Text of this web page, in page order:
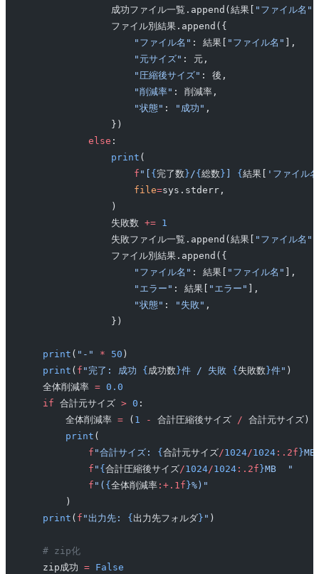
                成功ファイル一覧.append(結果[
"ファイル名"
                ファイル別結果.append({
                    "ファイル名"
: 結果[ "ファイル名"
],
                    "元サイズ"
: 元,
                    "圧縮後サイズ"
: 後,
                    "削減率"
: 削減率,
                    "状態"
: "成功" ,
                })
            else
:
                print
(
                    f
"[ { 完了数 }/{ 総数 } { 結果[
'ファイル
                    file
=sys.stderr,
                )
                失敗数
+= 1
                失敗ファイル一覧.append(結果[
"ファイル名"
                ファイル別結果.append({
                    "ファイル名"
: 結果[ "ファイル名"
],
                    "エラー"
: 結果[ "エラー"
],
                    "状態"
: "失敗" ,
                })
    print
( "-" * 50 )
    print
( f "完了: 成功 { 成功数 }件 / 失敗 { 失敗数 }件" )
    全体削減率
= 0.0
    if
合計元サイズ > 0 :
        全体削減率
= ( 1 - 合計圧縮後サイズ / 合計元サイズ)
        print
(
            f
"合計サイズ: { 合計元サイズ/1024/1024 :.2f }
            f
" { 合計圧縮後サイズ/1024/1024 :.2f }MB  "
            f
"( { 全体削減率 :+.1f }%)"
        )
    print
( f "出力先: { 出力先フォルダ } " )
    # zip化
    zip成功
= False